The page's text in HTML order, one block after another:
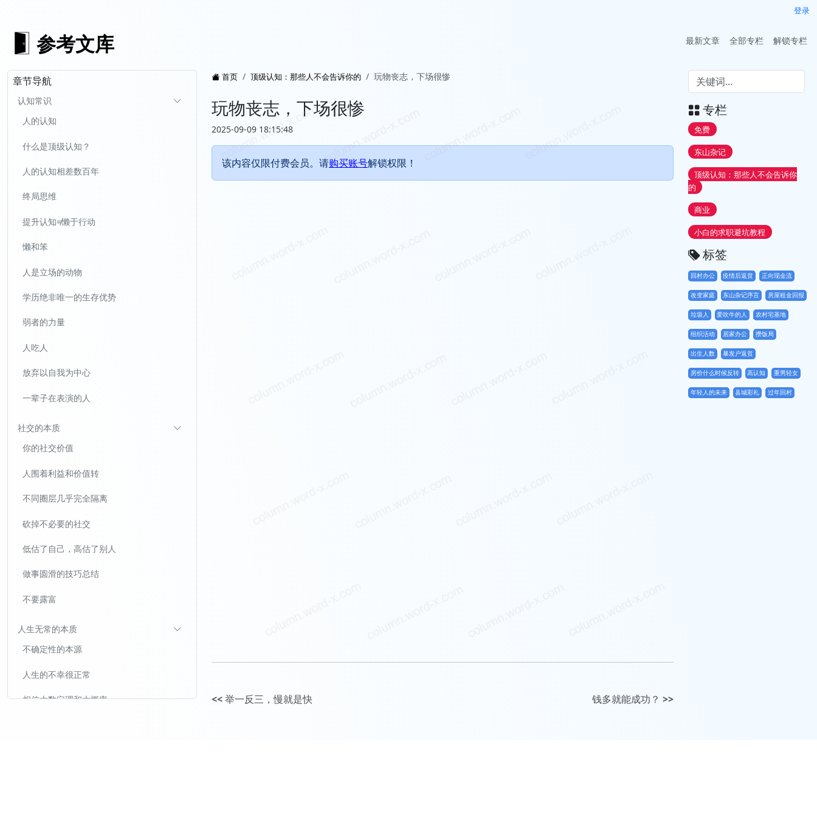
登录
参考文库 最新文章 全部专栏 解锁专栏
章节导航
认知常识
人的认知
什么是顶级认知？
人的认知相差数百年
终局思维
提升认知≠懒于行动
懒和笨
人是立场的动物
学历绝非唯一的生存优势
弱者的力量
人吃人
放弃以自我为中心
一辈子在表演的人
社交的本质
你的社交价值
人围着利益和价值转
不同圈层几乎完全隔离
砍掉不必要的社交
低估了自己，高估了别人
做事圆滑的技巧总结
不要露富
人生无常的本质
不确定性的本源
人生的不幸很正常
相信大数定理和大概率
首页 顶级认知：那些人不会告诉你的 玩物丧志，下场很惨
玩物丧志，下场很惨
2025-09-09 18:15:48
该内容仅限付费会员。请购买账号解锁权限！
<<举一反三，慢就是快 钱多就能成功？ >>
专栏
免费
东山杂记
顶级认知：那些人不会告诉你
的
商业
小白的求职避坑教程
标签
回村办公 疫情后返贫 正向现金流
改变家庭 东山杂记序言 房屋租金回报
垃圾人 爱吹牛的人 农村宅基地
组织活动 居家办公 攒饭局
出生人数 暴发户返贫
房价什么时候反转 高认知 重男轻女
年轻人的未来 县城彩礼 过年回村